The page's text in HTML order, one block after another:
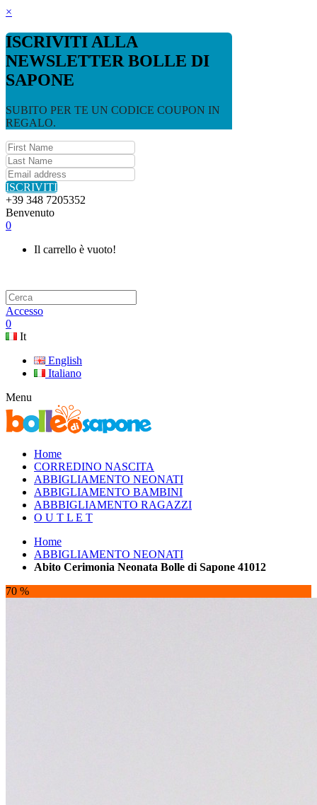
×
ISCRIVITI ALLA
NEWSLETTER BOLLE DI
SAPONE
SUBITO PER TE UN CODICE COUPON IN
REGALO.
ISCRIVITI
+39 348 7205352
Benvenuto
0
Il carrello è vuoto!
Accesso
0
It
English
Italiano
Menu
Home
CORREDINO NASCITA
ABBIGLIAMENTO NEONATI
ABBIGLIAMENTO BAMBINI
ABBBIGLIAMENTO RAGAZZI
O U T L E T
Home
ABBIGLIAMENTO NEONATI
Abito Cerimonia Neonata Bolle di Sapone 41012
70 %